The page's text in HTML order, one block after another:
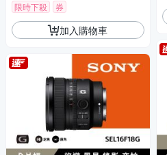
限時下殺 券
加入購物車